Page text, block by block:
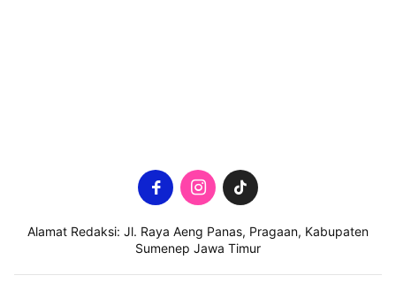
Alamat Redaksi: Jl. Raya Aeng Panas, Pragaan, Kabupaten
Sumenep Jawa Timur